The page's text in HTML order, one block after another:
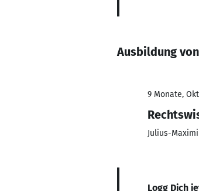
Ausbildung
9 Monate,
Julius-
Logg Dich